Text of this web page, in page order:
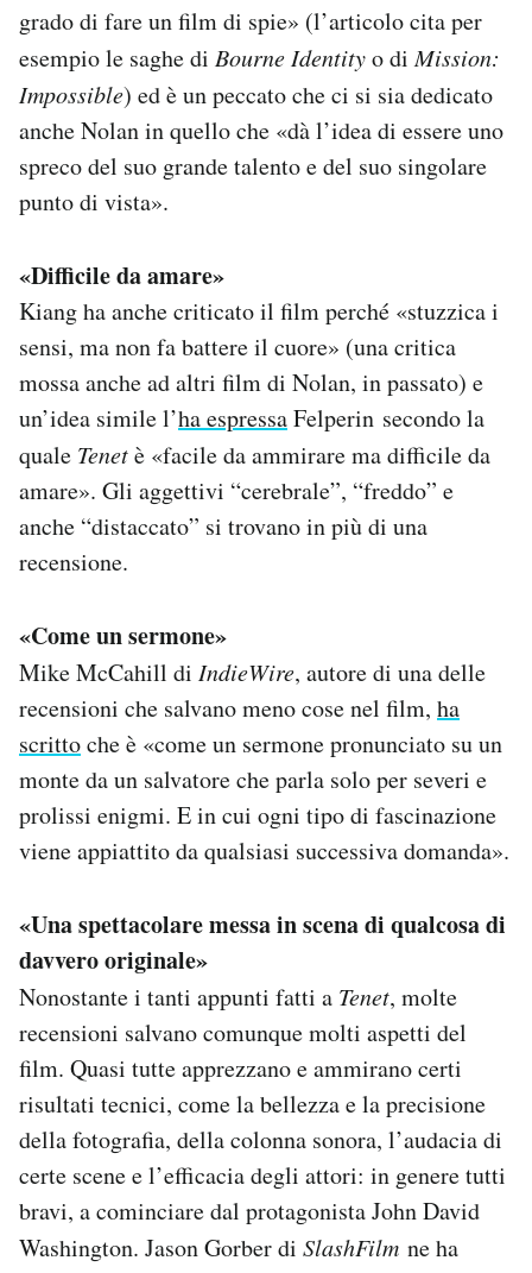
grado di fare un film di spie» (l’articolo cita per
esempio le saghe di Bourne Identityo diMission:
Impossible) ed è un peccato che ci si sia dedicato
anche Nolan in quello che «dà l’idea di essere uno
spreco del suo grande talento e del suo singolare
punto di vista».
«Difficile da amare»
Kiang ha anche criticato il film perché «stuzzica i
sensi, ma non fa battere il cuore» (una critica
mossa anche ad altri film di Nolan, in passato) e
un’idea simile l’ha espressaFelperin secondo la
quale Tenetè «facile da ammirare ma difficile da
amare». Gli aggettivi “cerebrale”, “freddo” e
anche “distaccato” si trovano in più di una
recensione.
«Come un sermone»
Mike McCahill di IndieWire, autore di una delle
recensioni che salvano meno cose nel film, ha
scrittoche è «come un sermone pronunciato su un
monte da un salvatore che parla solo per severi e
prolissi enigmi. E in cui ogni tipo di fascinazione
viene appiattito da qualsiasi successiva domanda».
«Una spettacolare messa in scena di qualcosa di
davvero originale»
Nonostante i tanti appunti fatti a Tenet, molte
recensioni salvano comunque molti aspetti del
film. Quasi tutte apprezzano e ammirano certi
risultati tecnici, come la bellezza e la precisione
della fotografia, della colonna sonora, l’audacia di
certe scene e l’efficacia degli attori: in genere tutti
bravi, a cominciare dal protagonista John David
Washington. Jason Gorber di SlashFilm ne ha